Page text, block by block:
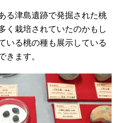
る津島遺跡で発掘された桃
く栽培されていたのかもし
いる桃の種も展示している
きます。